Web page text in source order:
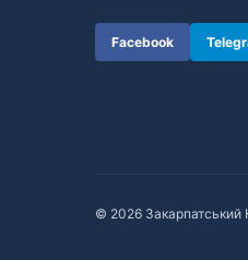
Facebook
© 2026 Закарпатський